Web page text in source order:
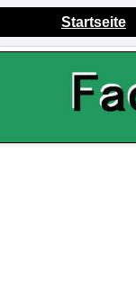
Startseite